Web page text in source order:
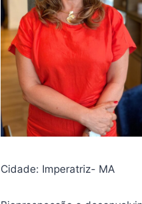
Cidade: Imperatriz- MA